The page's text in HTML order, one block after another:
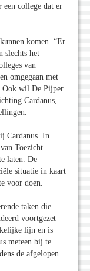
een college dat er
komen. “Er
slechts het
van
omgegaan met
Ook wil De Pijper
Cardanus,
Cardanus. In
Toezicht
laten. De
situatie in kaart
voor doen.
taken die
voortgezet
lijn en is
meteen bij te
de afgelopen